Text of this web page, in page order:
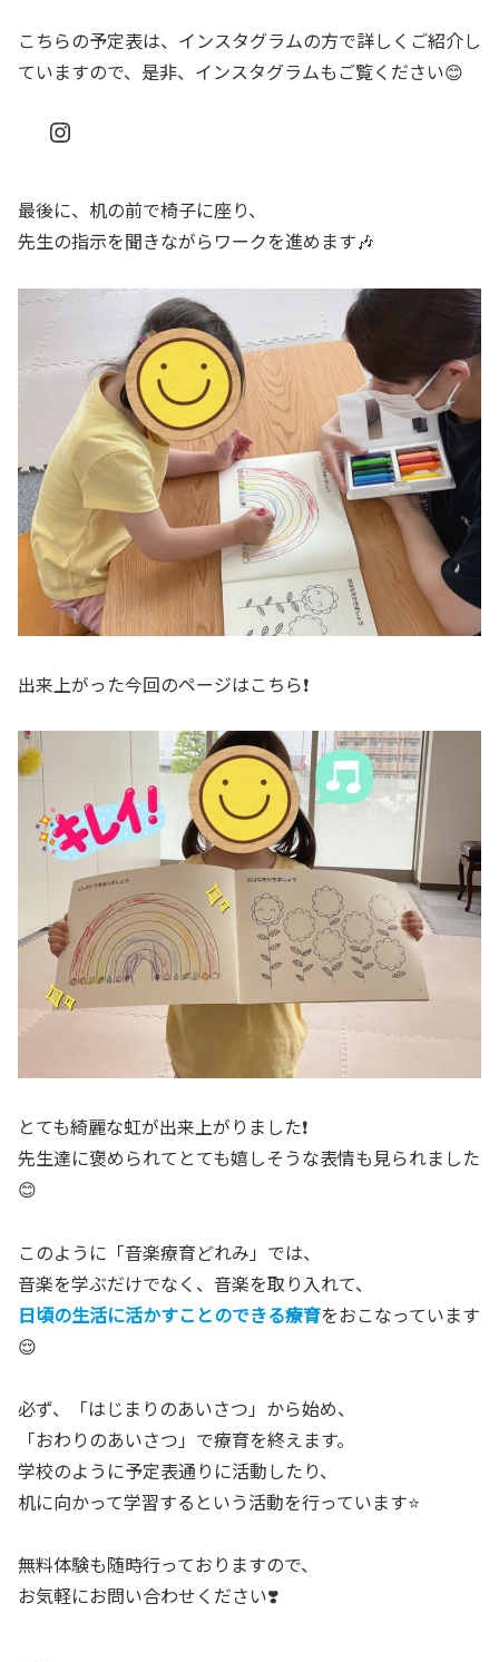
こちらの予定表は、インスタグラムの方で詳しくご紹介し
ていますので、是非、インスタグラムもご覧ください😊
Instagram
最後に、机の前で椅子に座り、
先生の指示を聞きながらワークを進めます🎶
出来上がった今回のページはこちら❗️
とても綺麗な虹が出来上がりました❗️
先生達に褒められてとても嬉しそうな表情も見られました
😊
このように「音楽療育どれみ」では、
音楽を学ぶだけでなく、音楽を取り入れて、
日頃の生活に活かすことのできる療育をおこなっています
😌
必ず、「はじまりのあいさつ」から始め、
「おわりのあいさつ」で療育を終えます。
学校のように予定表通りに活動したり、
机に向かって学習するという活動を行っています⭐️
無料体験も随時行っておりますので、
お気軽にお問い合わせください❣️